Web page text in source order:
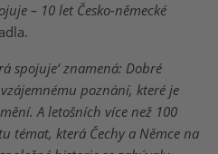
– 10 let Česko-německé
spojuje‘ znamená: Dobré
poznání, které je
A letošních více než 100
témat, která Čechy a Němce na